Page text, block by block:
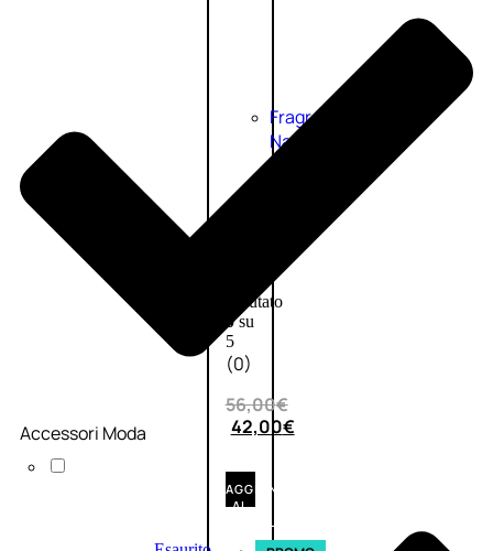
Fragranze
Nature
Donna
VERBENA
Valutato
0su
5
(0)
56,00€
42,00€
AGGIUNGI
AL
CARRELLO
Accessori Moda